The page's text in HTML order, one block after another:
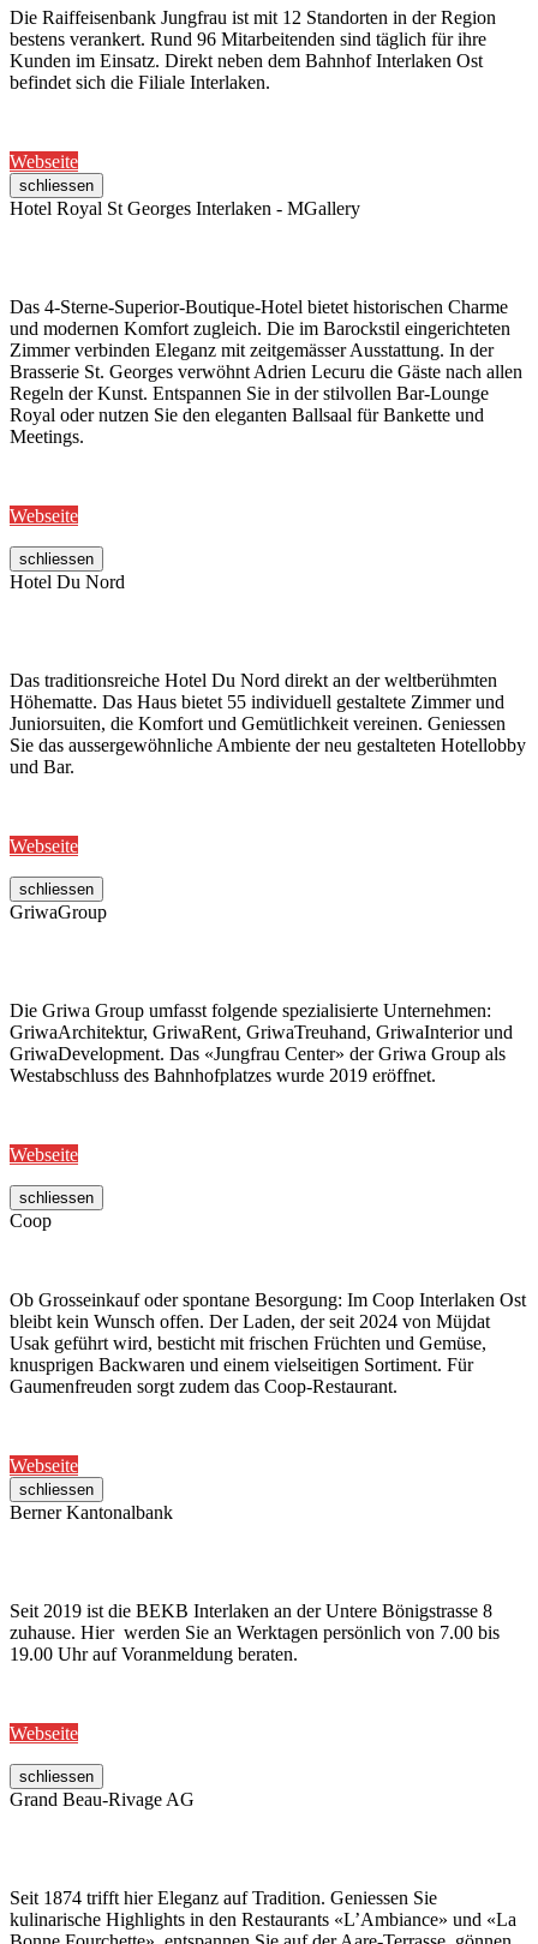
Die Raiffeisenbank Jungfrau ist mit 12 Standorten in der Region
bestens verankert. Rund 96 Mitarbeitenden sind täglich für ihre
Kunden im Einsatz. Direkt neben dem Bahnhof Interlaken Ost
befindet sich die Filiale Interlaken.
Webseite
schliessen
Hotel Royal St Georges Interlaken - MGallery
Das 4-Sterne-Superior-Boutique-Hotel bietet historischen Charme
und modernen Komfort zugleich. Die im Barockstil eingerichteten
Zimmer verbinden Eleganz mit zeitgemässer Ausstattung. In der
Brasserie St. Georges verwöhnt Adrien Lecuru die Gäste nach allen
Regeln der Kunst. Entspannen Sie in der stilvollen Bar-Lounge
Royal oder nutzen Sie den eleganten Ballsaal für Bankette und
Meetings.
Webseite
schliessen
Hotel Du Nord
Das traditionsreiche Hotel Du Nord direkt an der weltberühmten
Höhematte. Das Haus bietet 55 individuell gestaltete Zimmer und
Juniorsuiten, die Komfort und Gemütlichkeit vereinen. Geniessen
Sie das aussergewöhnliche Ambiente der neu gestalteten Hotellobby
und Bar.
Webseite
schliessen
GriwaGroup
Die Griwa Group umfasst folgende spezialisierte Unternehmen:
GriwaArchitektur, GriwaRent, GriwaTreuhand, GriwaInterior und
GriwaDevelopment. Das «Jungfrau Center» der Griwa Group als
Westabschluss des Bahnhofplatzes wurde 2019 eröffnet.
Webseite
schliessen
Coop
Ob Grosseinkauf oder spontane Besorgung: Im Coop Interlaken Ost
bleibt kein Wunsch offen. Der Laden, der seit 2024 von Müjdat
Usak geführt wird, besticht mit frischen Früchten und Gemüse,
knusprigen Backwaren und einem vielseitigen Sortiment. Für
Gaumenfreuden sorgt zudem das Coop-Restaurant.
Webseite
schliessen
Berner Kantonalbank
Seit 2019 ist die BEKB Interlaken an der Untere Bönigstrasse 8
zuhause. Hier werden Sie an Werktagen persönlich von 7.00 bis
19.00 Uhr auf Voranmeldung beraten.
Webseite
schliessen
Grand Beau-Rivage AG
Seit 1874 trifft hier Eleganz auf Tradition. Geniessen Sie
kulinarische Highlights in den Restaurants «L’Ambiance» und «La